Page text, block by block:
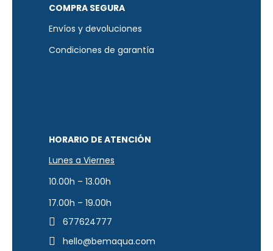
COMPRA SEGURA
Envíos y devoluciones
Condiciones de garantía
HORARIO DE ATENCIÓN
Lunes a Viernes
10.00h – 13.00h
17.00h – 19.00h
677624777
hello@bemaqua.com